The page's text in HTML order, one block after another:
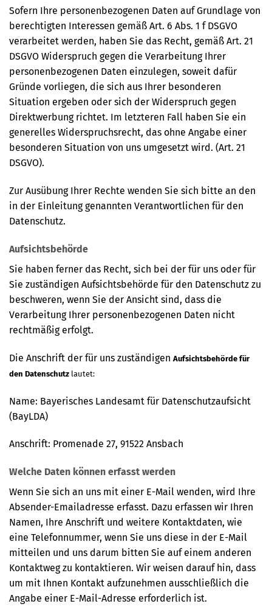
Sofern Ihre personenbezogenen Daten auf Grundlage von
berechtigten Interessen gemäß Art. 6 Abs. 1 f DSGVO
verarbeitet werden, haben Sie das Recht, gemäß Art. 21
DSGVO Widerspruch gegen die Verarbeitung Ihrer
personenbezogenen Daten einzulegen, soweit dafür
Gründe vorliegen, die sich aus Ihrer besonderen
Situation ergeben oder sich der Widerspruch gegen
Direktwerbung richtet. Im letzteren Fall haben Sie ein
generelles Widerspruchsrecht, das ohne Angabe einer
besonderen Situation von uns umgesetzt wird. (Art. 21
DSGVO).
Zur Ausübung Ihrer Rechte wenden Sie sich bitte an den
in der Einleitung genannten Verantwortlichen für den
Datenschutz.
Aufsichtsbehörde
Sie haben ferner das Recht, sich bei der für uns oder für
Sie zuständigen Aufsichtsbehörde für den Datenschutz zu
beschweren, wenn Sie der Ansicht sind, dass die
Verarbeitung Ihrer personenbezogenen Daten nicht
rechtmäßig erfolgt.
Die Anschrift der für uns zuständigen Aufsichtsbehörde für
den Datenschutz lautet:
Name: Bayerisches Landesamt für Datenschutzaufsicht
(BayLDA)
Anschrift: Promenade 27, 91522 Ansbach
Welche Daten können erfasst werden
Wenn Sie sich an uns mit einer E-Mail wenden, wird Ihre
Absender-Emailadresse erfasst. Dazu erfassen wir Ihren
Namen, Ihre Anschrift und weitere Kontaktdaten, wie
eine Telefonnummer, wenn Sie uns diese in der E-Mail
mitteilen und uns darum bitten Sie auf einem anderen
Kontaktweg zu kontaktieren. Wir weisen darauf hin, dass
um mit Ihnen Kontakt aufzunehmen ausschließlich die
Angabe einer E-Mail-Adresse erforderlich ist.